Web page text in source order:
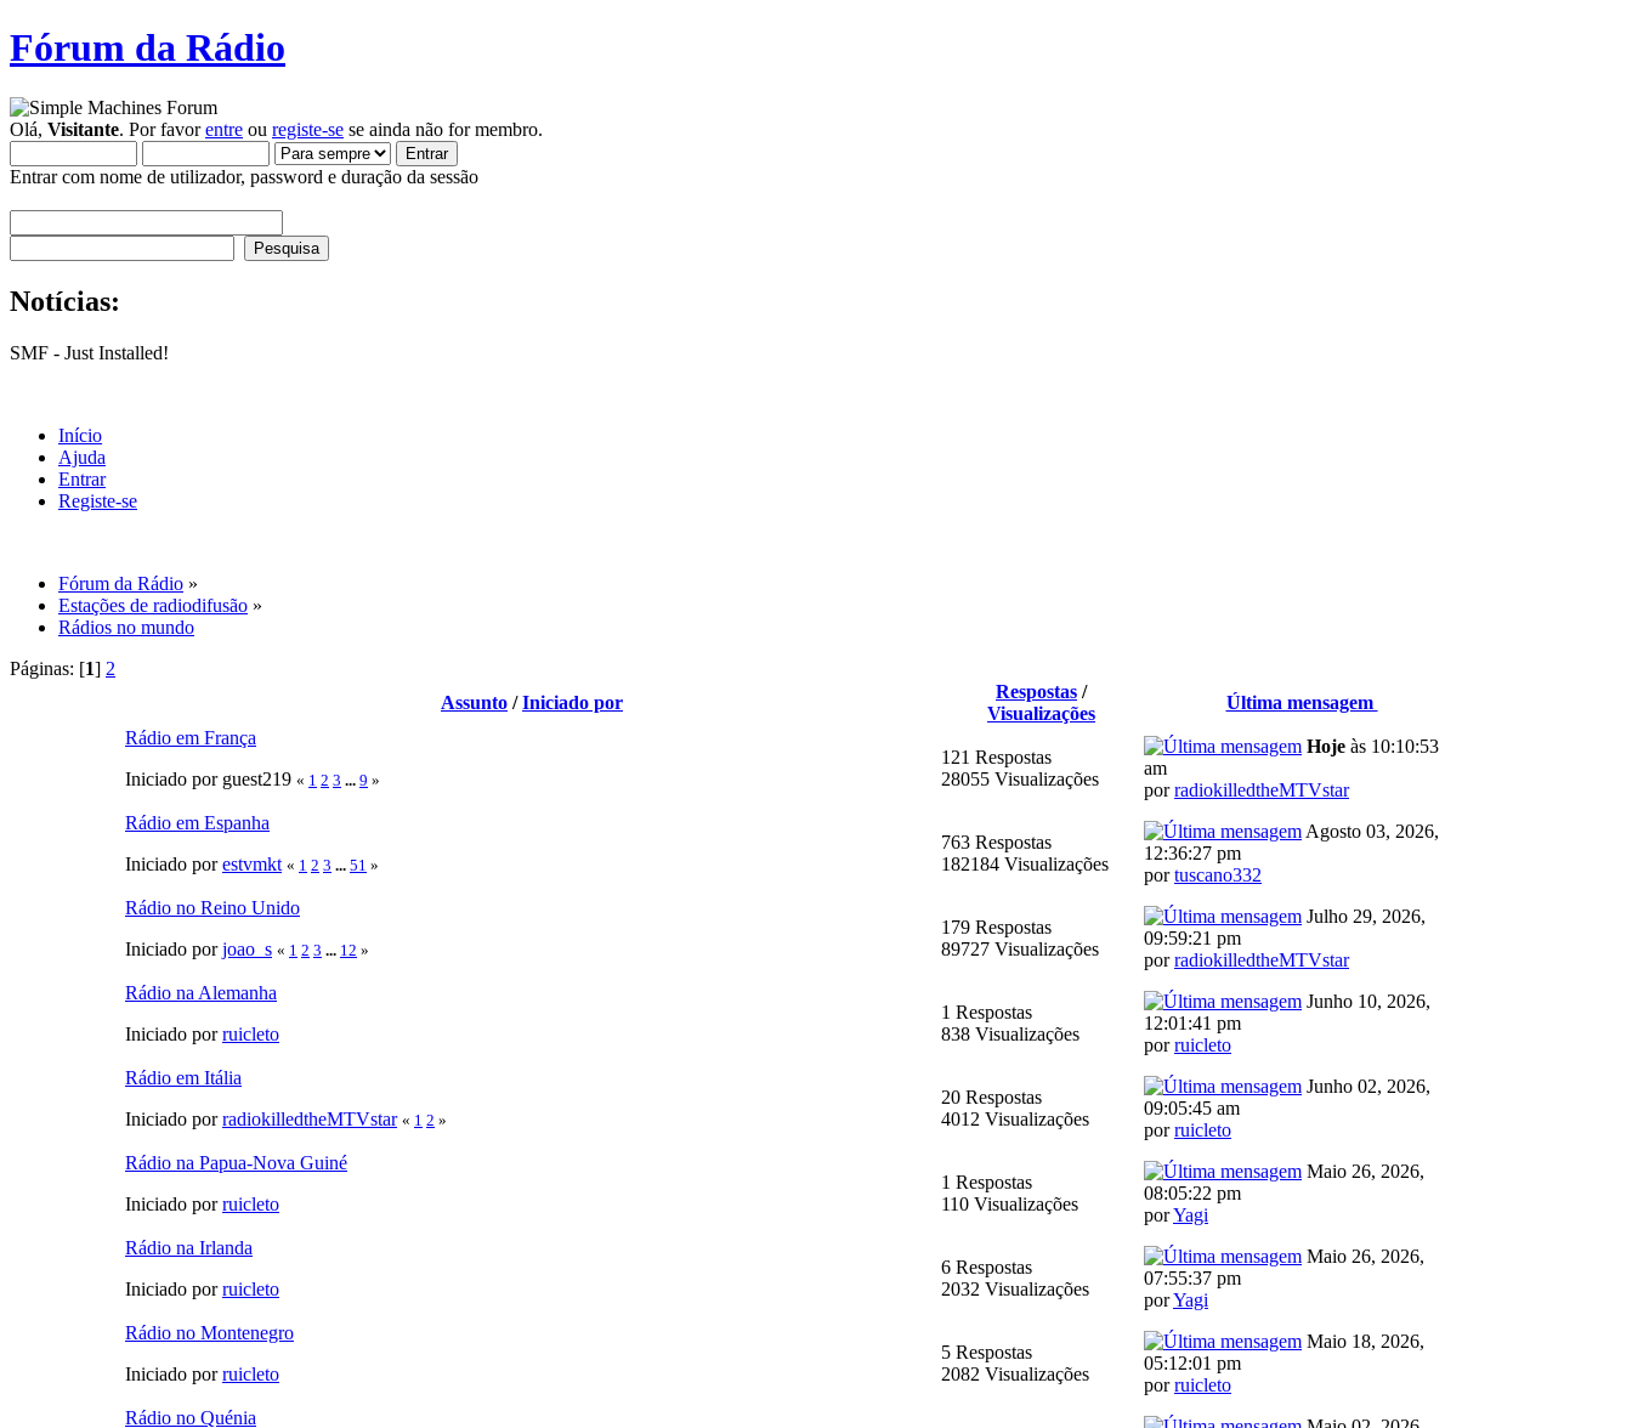
Fórum da Rádio
Olá, Visitante. Por favorentre ou registe-se se ainda não for membro.
Entrar com nome de utilizador, password e duração da sessão
Notícias:
SMF - Just Installed!
Início
Ajuda
Entrar
Registe-se
Fórum da Rádio »
Estações de radiodifusão »
Rádios no mundo
Páginas: [1] 2
Assunto /Iniciado por
Respostas /
Visualizações
Última mensagem
Rádio em França
Iniciado por guest219 « 1 2 3 ... 9 »
121 Respostas
28055 Visualizações
Hoje às 10:10:53
am
porradiokilledtheMTVstar
Rádio em Espanha
Iniciado porestvmkt « 1 2 3 ... 51 »
763 Respostas
182184 Visualizações
Agosto 03, 2026,
12:36:27 pm
portuscano332
Rádio no Reino Unido
Iniciado porjoao_s « 1 2 3 ... 12 »
179 Respostas
89727 Visualizações
Julho 29, 2026,
09:59:21 pm
porradiokilledtheMTVstar
Rádio na Alemanha
Iniciado porruicleto
1 Respostas
838 Visualizações
Junho 10, 2026,
12:01:41 pm
porruicleto
Rádio em Itália
Iniciado porradiokilledtheMTVstar « 1 2 »
20 Respostas
4012 Visualizações
Junho 02, 2026,
09:05:45 am
porruicleto
Rádio na Papua-Nova Guiné
Iniciado porruicleto
1 Respostas
110 Visualizações
Maio 26, 2026,
08:05:22 pm
porYagi
Rádio na Irlanda
Iniciado porruicleto
6 Respostas
2032 Visualizações
Maio 26, 2026,
07:55:37 pm
porYagi
Rádio no Montenegro
Iniciado porruicleto
5 Respostas
2082 Visualizações
Maio 18, 2026,
05:12:01 pm
porruicleto
Rádio no Quénia